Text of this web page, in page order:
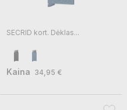
SECRID kort. Dėklas...
Kaina 34,95 €